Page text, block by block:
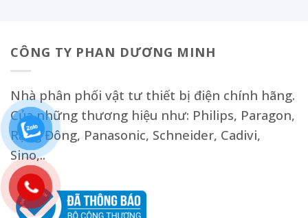
CÔNG TY PHAN DƯƠNG MINH
Nhà phân phối vật tư thiết bị điện chính hãng.
Của những thương hiệu như: Philips, Paragon,
Rạng Đông, Panasonic, Schneider, Cadivi,
Sino,..